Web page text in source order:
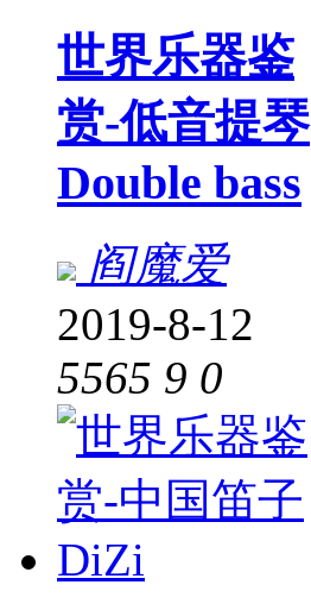
世界乐器鉴
赏-低音提琴
Double bass
阎魔爱
2019-8-12
5565 9 0